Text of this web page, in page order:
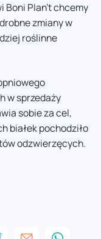
Plan’t chcemy
zmiany w
roślinne
w sprzedaży
sobie za cel,
białek pochodziło
odzwierzęcych.